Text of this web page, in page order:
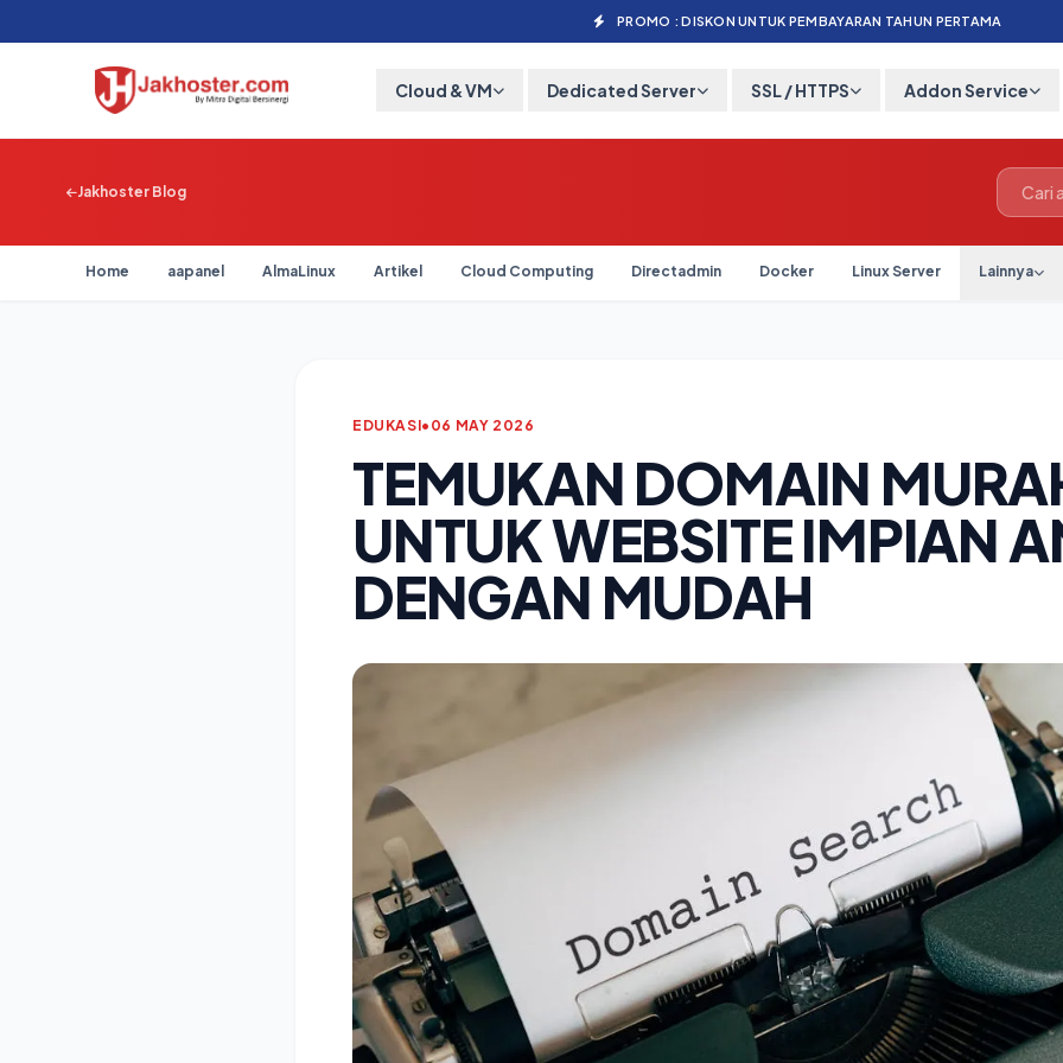
PROMO : DISKON UNTUK PEMBAYARAN TAHUN PERTAMA
Cloud & VM Dedicated Server SSL / HTTPS Addon Service
Jakhoster Blog
Home aapanel AlmaLinux Artikel Cloud Computing Directadmin Docker Linux Server Lainnya
EDUKASI• 06 MAY 2026
TEMUKAN DOMAIN
UNTUK WEBSITE IMPIAN
DENGAN MUDAH